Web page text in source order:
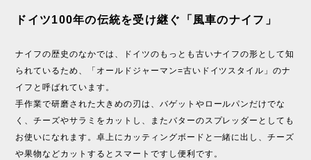
ドイツ100年の伝統を受け継ぐ「風車のナイフ」
ナイフの歴史のなかでは、ドイツのもっとも古いナイフの形として知
られているため、「オールドジャーマン=古いドイツスタイル」のナ
イフと呼ばれています。
手作業で研磨された大きめの刃は、バゲットやロールパンだけでな
く、チーズやサラミをカットし、またバターのスプレッダーとしても
お使いになれます。卓上にカッティングボードと一緒に出し、チーズ
や果物などカットするとスマートですし便利です。